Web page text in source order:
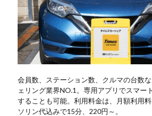
会員数、ステーション数、クルマの台数
ェリング業界NO.1。専用アプリでスマー
することも可能。利用料金は、月額利用
ソリン代込みで15分、220円～。